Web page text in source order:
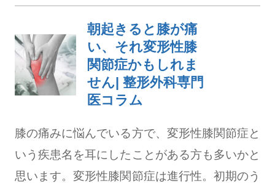
朝起きると膝が痛
い、それ変形性膝
関節症かもしれま
せん| 整形外科専門
医コラム
膝の痛みに悩んでいる方で、変形性膝関節症と
いう疾患名を耳にしたことがある方も多いかと
思います。変形性膝関節症は進行性。初期のう